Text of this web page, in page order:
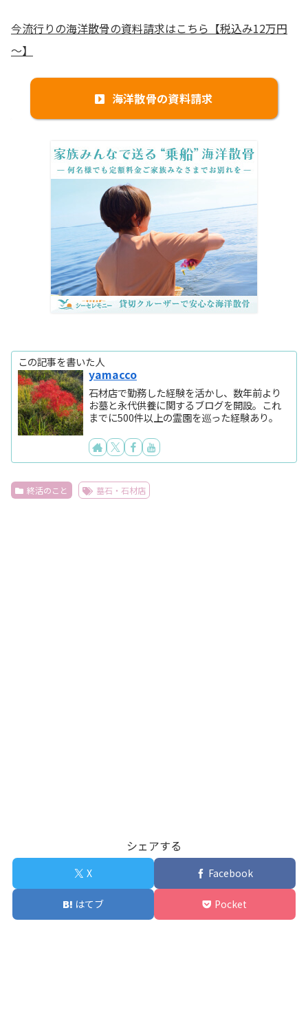
今流行りの海洋散骨の資料請求はこちら【税込み12万円
～】
海洋散骨の資料請求
この記事を書いた人
yamacco
石材店で勤務した経験を活かし、数年前より
お墓と永代供養に関するブログを開設。これ
までに500件以上の霊園を巡った経験あり。
終活のこと 墓石・石材店
シェアする
X Facebook
はてブ Pocket